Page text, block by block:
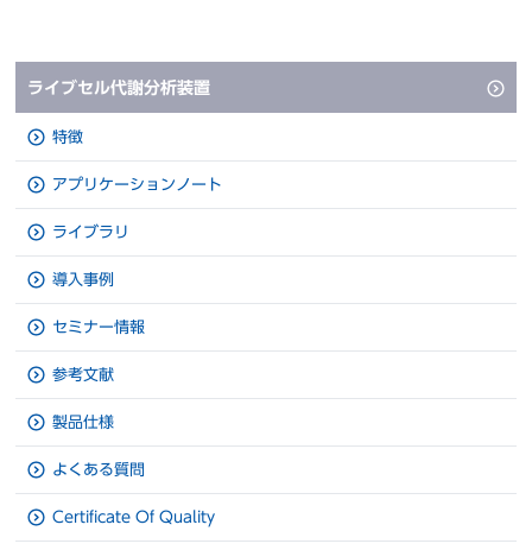
ライブセル代謝分析装置
特徴
アプリケーションノート
ライブラリ
導入事例
セミナー情報
参考文献
製品仕様
よくある質問
Certificate Of Quality